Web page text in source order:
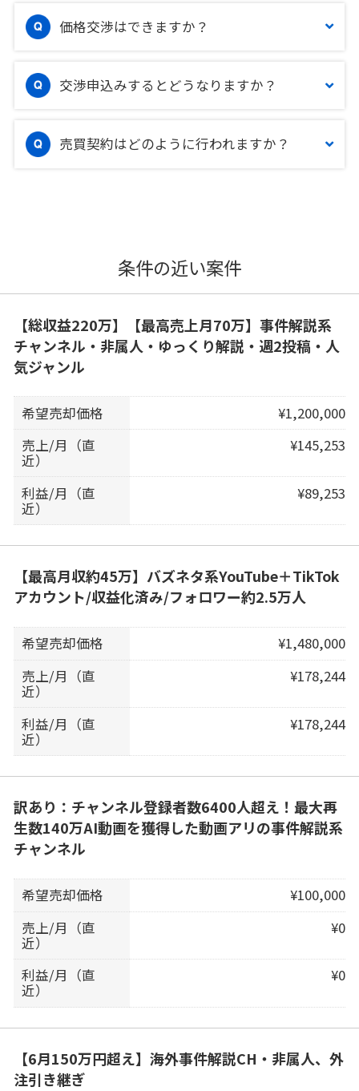
価格交渉はできますか？
交渉申込みするとどうなりますか？
売買契約はどのように行われますか？
条件の近い案件
【総収益220万】【最高売上月70万】事件解説系
チャンネル・非属人・ゆっくり解説・週2投稿・人
気ジャンル
希望売却価格
¥1,200,000
売上/月（直
近）
¥145,253
利益/月（直
近）
¥89,253
【最高月収約45万】バズネタ系YouTube＋TikTok
アカウント/収益化済み/フォロワー約2.5万人
希望売却価格
¥1,480,000
売上/月（直
近）
¥178,244
利益/月（直
近）
¥178,244
訳あり：チャンネル登録者数6400人超え！最大再
生数140万AI動画を獲得した動画アリの事件解説系
チャンネル
希望売却価格
¥100,000
売上/月（直
近）
¥0
利益/月（直
近）
¥0
【6月150万円超え】海外事件解説CH・非属人、外
注引き継ぎ